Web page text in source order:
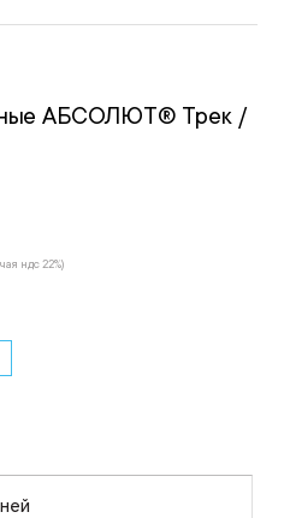
АБСОЛЮТ® Трек /
ндс 22%)